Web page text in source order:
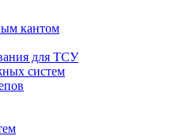
кантом
для ТСУ
систем